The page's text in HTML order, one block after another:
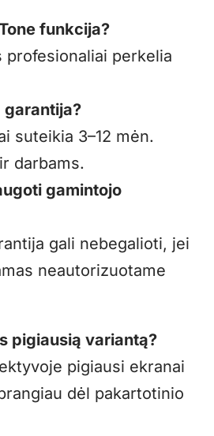
funkcija?
profesionaliai perkelia
garantija?
suteikia 3–12 mėn.
darbams.
gamintojo
gali nebegalioti, jei
neautorizuotame
pigiausią variantą?
pigiausi ekranai
dėl pakartotinio